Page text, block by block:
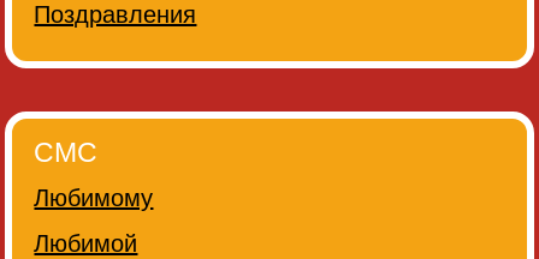
Поздравления
СМС
Любимому
Любимой